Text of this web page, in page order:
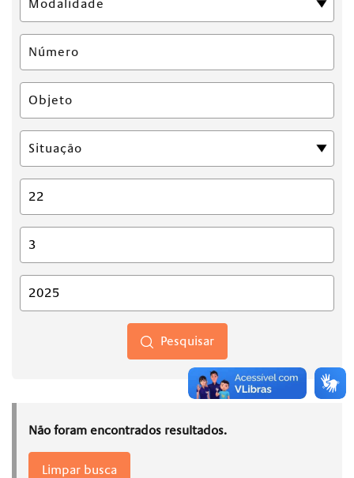
Pesquisar
Não foram encontrados resultados.
Limpar busca